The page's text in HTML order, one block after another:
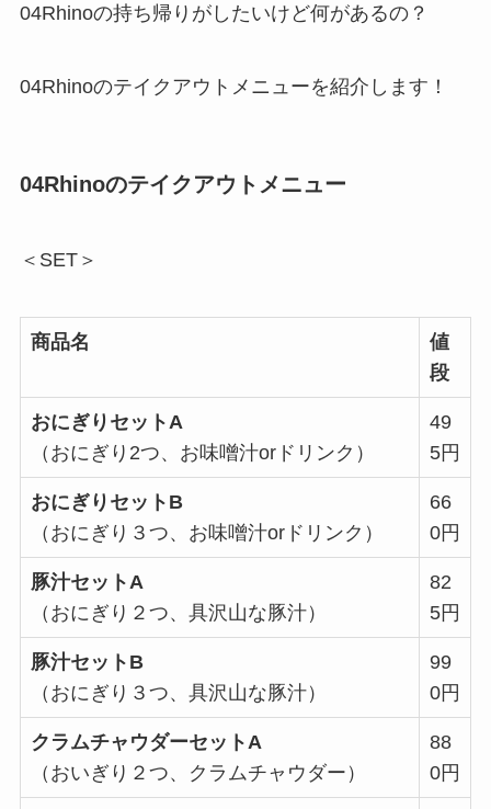
04Rhinoの持ち帰りがしたいけど何があるの？
04Rhinoのテイクアウトメニューを紹介します！
04Rhinoのテイクアウトメニュー
＜SET＞
商品名
値
段
おにぎりセットA
（おにぎり2つ、お味噌汁orドリンク）
49
5円
おにぎりセットB
（おにぎり３つ、お味噌汁orドリンク）
66
0円
豚汁セットA
（おにぎり２つ、具沢山な豚汁）
82
5円
豚汁セットB
（おにぎり３つ、具沢山な豚汁）
99
0円
クラムチャウダーセットA
（おいぎり２つ、クラムチャウダー）
88
0円